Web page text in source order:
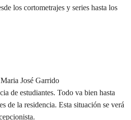
los cortometrajes y series hasta los
José Garrido
de estudiantes. Todo va bien hasta
de la residencia. Esta situación se verá